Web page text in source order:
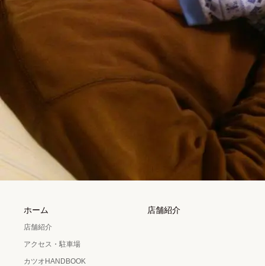
ホーム
店舗紹介
アクセス・駐車場
カツオHANDBOOK
店舗紹介